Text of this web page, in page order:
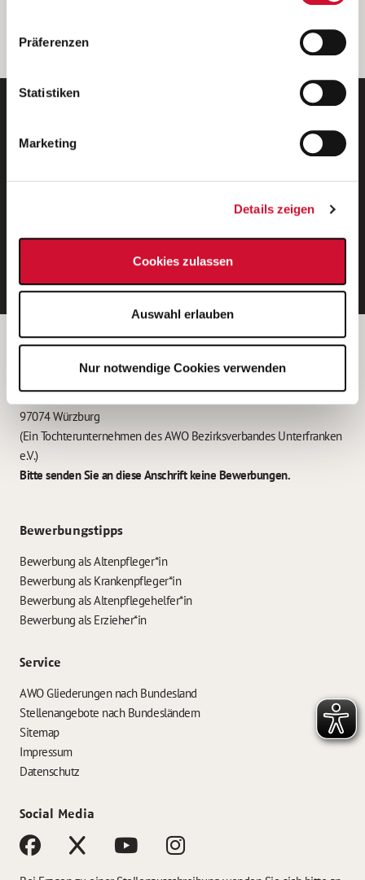
Sie der Speicherung sämtlicher Cookies zu. Sie können
Ihre Einwilligung selbstverständlich jederzeit widerrufen,
indem Sie die Cookie-Einstellungen aufrufen und diese
unserer
Präferenzen
Statistiken
Marketing
Details zeigen
Cookies zulassen
Auswahl erlauben
Nur notwendige Cookies verwenden
E-Mail-Adresse eintragen
Betreiber der Webseite
Garitz Bewirtschaftungsbetriebe GmbH
Kantstraße 45a
97074 Würzburg
(Ein Tochterunternehmen des AWO Bezirksverbandes Unterfranken
e.V.)
Bitte senden Sie an diese Anschrift keine Bewerbungen.
Bewerbungstipps
Bewerbung als Altenpfleger*in
Bewerbung als Krankenpfleger*in
Bewerbung als Altenpflegehelfer*in
Bewerbung als Erzieher*in
Service
AWO Gliederungen nach Bundesland
Stellenangebote nach Bundesländern
Sitemap
Impressum
Datenschutz
Social Media